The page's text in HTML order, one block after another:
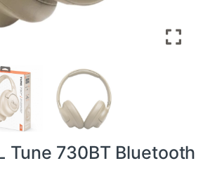
Tune 730BT Bluetooth